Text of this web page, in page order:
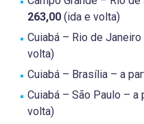
263,00 (ida e volta)
Cuiabá – Rio de
volta)
Cuiabá – Brasília – a
Cuiabá – São Paulo – a
volta)